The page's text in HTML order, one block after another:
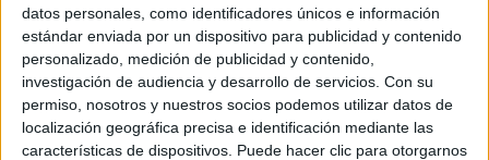
datos personales, como identificadores únicos e información
estándar enviada por un dispositivo para publicidad y contenido
personalizado, medición de publicidad y contenido,
investigación de audiencia y desarrollo de servicios. Con su
permiso, nosotros y nuestros socios podemos utilizar datos de
localización geográfica precisa e identificación mediante las
características de dispositivos. Puede hacer clic para otorgarnos
© Perfil.com 2006-2019 - Todos los derechos reservados
Registro de Propiedad Intelectual: Nro. 5346433